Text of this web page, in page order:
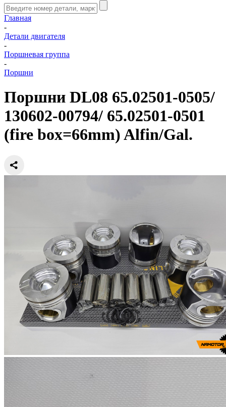
Главная
-
Детали двигателя
-
Поршневая группа
-
Поршни
Поршни DL08 65.02501-0505/
130602-00794/ 65.02501-0501
(fire box=66mm) Alfin/Gal.